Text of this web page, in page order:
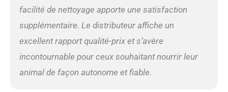
manger". Je me précipitais
toujours pour manger
rapidement, car je n'avais
pas du tout peur du gros
distributeur de croquettes
pour chat. 【Conception à
Double Verrouillage pour
facilité de nettoyage apporte une satisfaction
supplémentaire. Le distributeur affiche un
excellent rapport qualité-prix et s’avère
incontournable pour ceux souhaitant nourrir leur
animal de façon autonome et fiable.